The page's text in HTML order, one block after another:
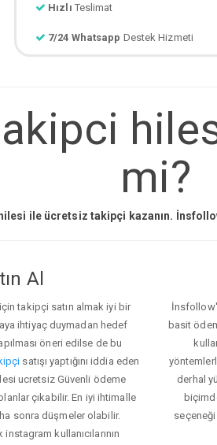
Hızlı Teslimat
7/24 Whatsapp Destek
mi?
ile ücretsiz takipçi kazanın.
Al
takipçi satın almak iyi bir
ihtiyaç duymadan hedef
öneri edilse de bu
satışı yaptığını iddia eden
ucretsiz Güvenli ödeme
çıkabilir. En iyi ihtimalle
sonra düşmeler olabilir.
kullanıcılarının
basit
derhal